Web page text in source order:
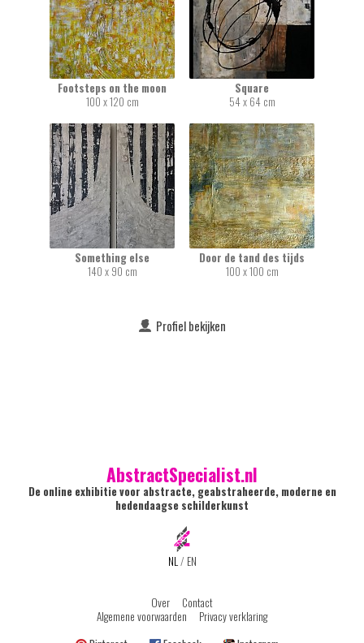
Footsteps on the moon
100 x 120 cm
Square
54 x 64 cm
Something else
140 x 90 cm
Door de tand des tijds
100 x 100 cm
Profiel bekijken
AbstractSpecialist.nl
De online exhibitie voor abstracte, geabstraheerde, moderne en
hedendaagse schilderkunst
NL / EN
Over
Contact
Algemene voorwaarden
Privacy verklaring